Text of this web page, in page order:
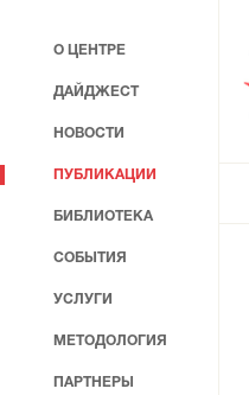
О ЦЕНТРЕ
ДАЙДЖЕСТ
НОВОСТИ
ПУБЛИКАЦИИ
БИБЛИОТЕКА
СОБЫТИЯ
УСЛУГИ
МЕТОДОЛОГИЯ
ПАРТНЕРЫ